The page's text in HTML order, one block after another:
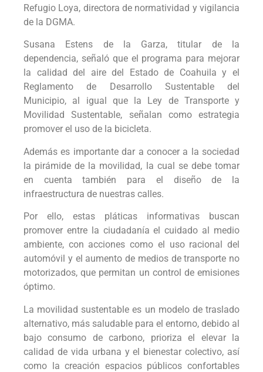
Refugio Loya, directora de normatividad y vigilancia
de la DGMA.
Susana Estens de la Garza, titular de la
dependencia, señaló que el programa para mejorar
la calidad del aire del Estado de Coahuila y el
Reglamento de Desarrollo Sustentable del
Municipio, al igual que la Ley de Transporte y
Movilidad Sustentable, señalan como estrategia
promover el uso de la bicicleta.
Además es importante dar a conocer a la sociedad
la pirámide de la movilidad, la cual se debe tomar
en cuenta también para el diseño de la
infraestructura de nuestras calles.
Por ello, estas pláticas informativas buscan
promover entre la ciudadanía el cuidado al medio
ambiente, con acciones como el uso racional del
automóvil y el aumento de medios de transporte no
motorizados, que permitan un control de emisiones
óptimo.
La movilidad sustentable es un modelo de traslado
alternativo, más saludable para el entorno, debido al
bajo consumo de carbono, prioriza el elevar la
calidad de vida urbana y el bienestar colectivo, así
como la creación espacios públicos confortables